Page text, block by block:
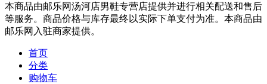
本商品由邮乐网汤河店男鞋专营店提供并进行相关配送和售后
等服务。商品价格与库存最终以实际下单支付为准。本商品由
邮乐网入驻商家提供。
首页
分类
购物车